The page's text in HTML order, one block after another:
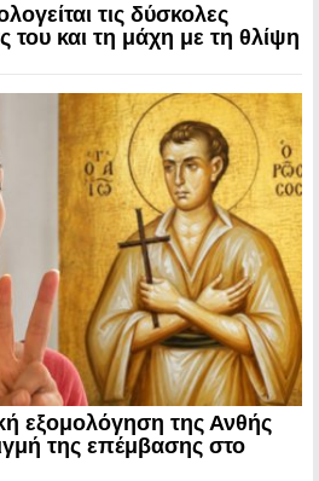
τις δύσκολες
του και τη μάχη με τη θλίψη
εξομολόγηση της Ανθής
της επέμβασης στο